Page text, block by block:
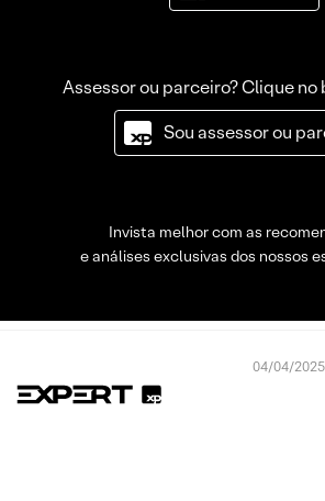
Assessor ou parceiro? Clique no
Sou assessor ou
Invista melhor com as
e análises exclusivas dos nossos
04/04/2025